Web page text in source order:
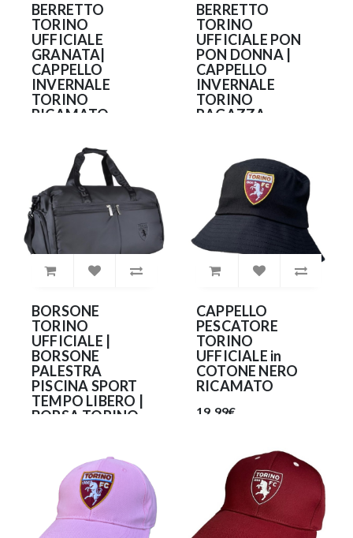
BERRETTO
TORINO
UFFICIALE
GRANATA|
CAPPELLO
INVERNALE
TORINO
RICAMATO
BERRETTO
TORINO
UFFICIALE PON
PON DONNA |
CAPPELLO
INVERNALE
TORINO
RAGAZZA
BORSONE
TORINO
UFFICIALE |
BORSONE
PALESTRA
PISCINA SPORT
TEMPO LIBERO |
BORSA TORINO
62.90€
CAPPELLO
PESCATORE
TORINO
UFFICIALE in
COTONE NERO
RICAMATO
19.99€